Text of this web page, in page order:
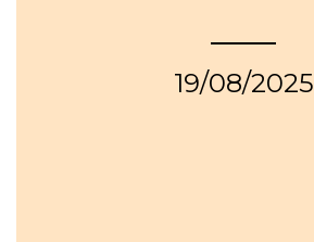
19/08/2025